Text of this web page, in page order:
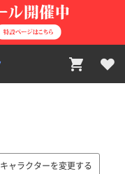
キャラクターを変更する